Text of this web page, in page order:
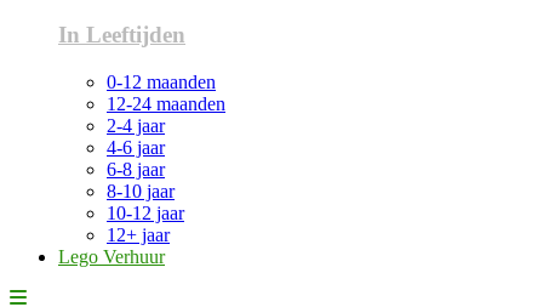
In Leeftijden
0-12 maanden
12-24 maanden
2-4 jaar
4-6 jaar
6-8 jaar
8-10 jaar
10-12 jaar
12+ jaar
Lego Verhuur